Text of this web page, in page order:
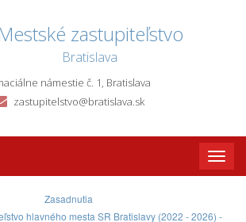
zastupiteľstvo
Bratislava
námestie č. 1, Bratislava
zastupitelstvo@bratislava.sk
Toggle
Zasadnutia
hlavného mesta SR Bratislavy (2022 - 2026) -